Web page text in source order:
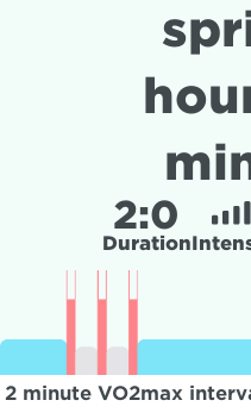
2:0
Duration
2 minute VO2max